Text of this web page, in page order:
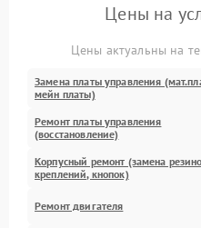
Цены на
Цены актуальны на
Замена платы управления
мейн платы)
Ремонт платы управления
(восстановление)
Корпусный ремонт (замена
креплений, кнопок)
Ремонт двигателя